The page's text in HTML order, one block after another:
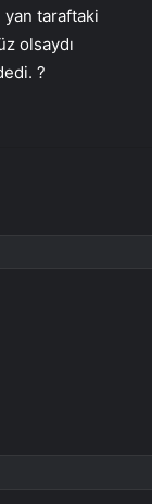
yan taraftaki
olsaydı
?